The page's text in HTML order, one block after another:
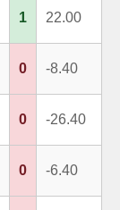
1 22.00
0 -8.40
0 -26.40
0 -6.40